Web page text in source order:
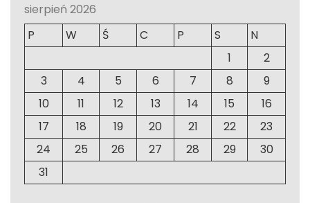
sierpień 2026
P
W Ś C P S
N
1
2
3
4 5 6 7 8
9
10
11 12 13 14 15
16
17
18 19 20 21 22
23
24
25 26 27 28 29
30
31